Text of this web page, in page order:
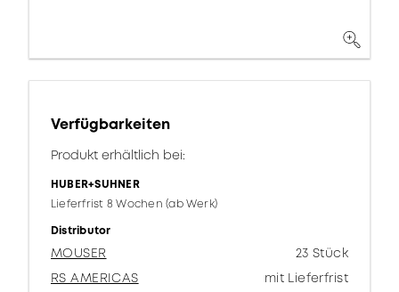
Verfügbarkeiten
Produkt erhältlich bei:
HUBER+SUHNER
Lieferfrist 8 Wochen (ab Werk)
Distributor
MOUSER
23 Stück
RS AMERICAS
mit Lieferfrist